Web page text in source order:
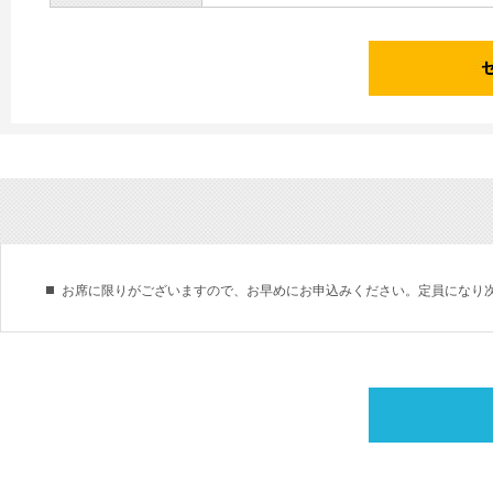
お席に限りがございますので、お早めにお申込みください。定員になり